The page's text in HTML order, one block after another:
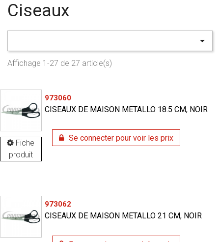
Ciseaux

Affichage 1-27 de 27 article(s)
Fiche
produit
973060
CISEAUX DE MAISON METALLO 18.5 CM, NOIR
Se connecter pour voir les prix
973062
CISEAUX DE MAISON METALLO 21 CM, NOIR